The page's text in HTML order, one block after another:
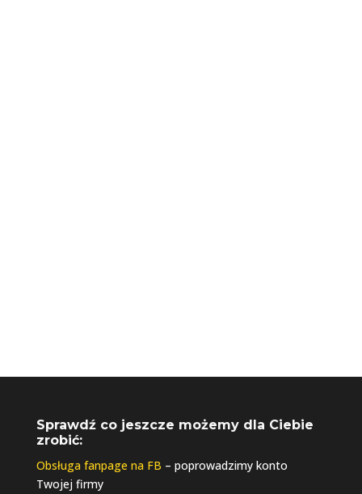
Sprawdź co jeszcze możemy dla Ciebie
zrobić:
Obsługa fanpage na FB – poprowadzimy konto
Twojej firmy